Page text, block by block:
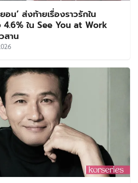
น’ ส่งท้ายเรื่องราวรักใน
ใน See You at Work
สาน